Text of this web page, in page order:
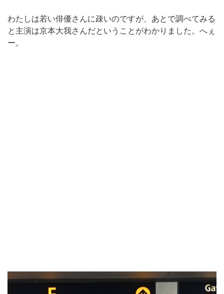
わたしは若い俳優さんに疎いのですが、あとで調べてみる
と主演は京本大我さんだということがわかりました。へぇ
ー。